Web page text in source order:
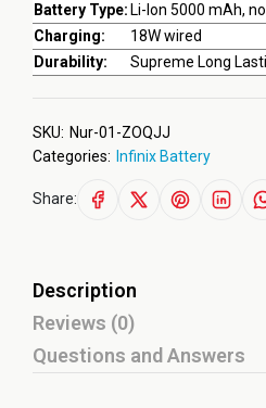
Battery Type: Li-Ion 5000 mAh,
Charging:
18W wired
Durability:
Supreme Long
SKU: Nur-01-ZOQJJ
Categories: Infinix Battery
Share:
Description
Reviews (0)
Questions and Answers